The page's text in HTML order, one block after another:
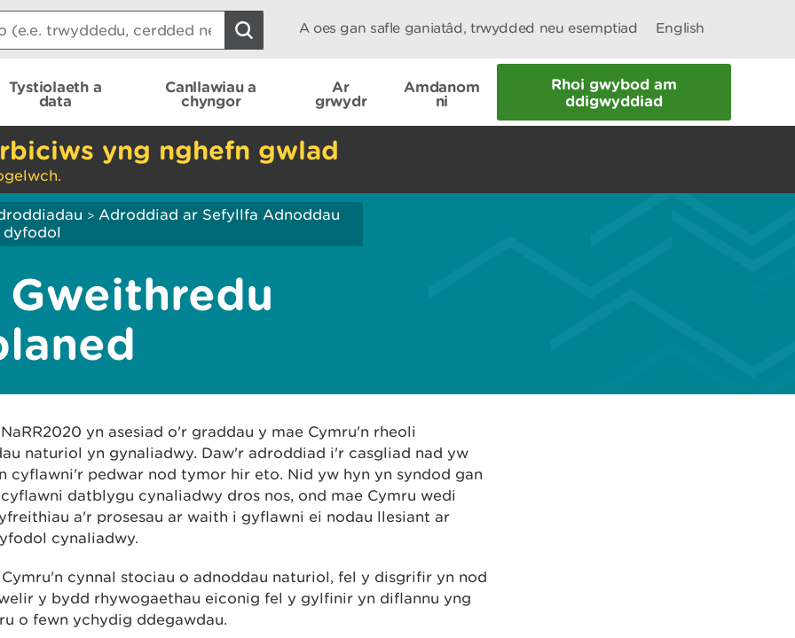
A oes gan safle ganiatâd, trwydded neu esemptiad English
Tystiolaeth a
data
Canllawiau a
chyngor
Ar
grwydr
Amdanom
ni
Rhoi gwybod am
ddigwyddiad
yng nghefn gwlad
> Adroddiad ar Sefyllfa Adnoddau
dyfodol
Gweithredu
yn asesiad o'r graddau y mae Cymru'n rheoli
naturiol yn gynaliadwy. Daw'r adroddiad i'r casgliad nad yw
cyflawni'r pedwar nod tymor hir eto. Nid yw hyn yn syndod gan
datblygu cynaliadwy dros nos, ond mae Cymru wedi
a'r prosesau ar waith i gyflawni ei nodau llesiant ar
cynaliadwy.
cynnal stociau o adnoddau naturiol, fel y disgrifir yn nod
y bydd rhywogaethau eiconig fel y gylfinir yn diflannu yng
o fewn ychydig ddegawdau.